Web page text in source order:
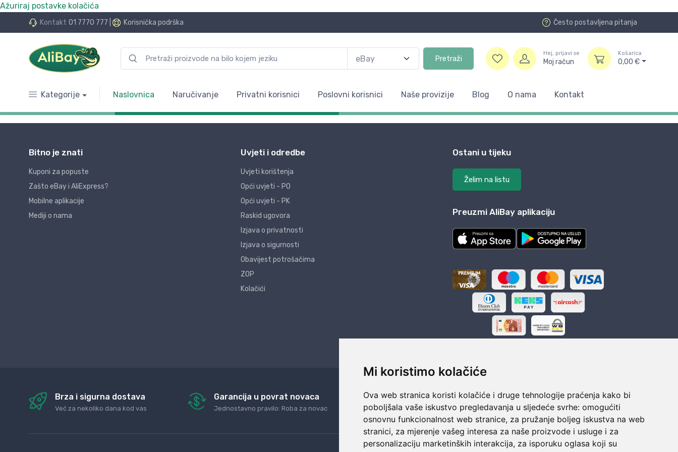
Mi koristimo kolačiće
Ova web stranica koristi kolačiće i druge tehnologije praćenja kako bi
poboljšala vaše iskustvo pregledavanja u sljedeće svrhe: omogućiti
osnovnu funkcionalnost web stranice, za pružanje boljeg iskustva na web
stranici, za mjerenje vašeg interesa za naše proizvode i usluge i za
personalizaciju marketinških interakcija, za isporuku oglasa koji su
Ažuriraj postavke kolačića
Kontakt 01 7770 777 Korisnička podrška Često postavljena pitanja
Pretraži
Hej, prijavi se
Moj račun
Košarica
0,00 €
Kategorije Naslovnica Naručivanje Privatni korisnici Poslovni korisnici Naše provizije Blog O nama Kontakt
Bitno je znati
Kuponi za popuste
Zašto eBay i AliExpress?
Mobilne aplikacije
Mediji o nama
Uvjeti i odredbe
Uvjeti korištenja
Opći uvjeti - PO
Opći uvjeti - PK
Raskid ugovora
Izjava o privatnosti
Izjava o sigurnosti
Obavijest potrošačima
ZOP
Kolačići
Ostani u tijeku
Želim na listu
Preuzmi AliBay aplikaciju
Brza i sigurna dostava
Već za nekoliko dana kod vas
Garancija u povrat novaca
Jednostavno pravilo: Roba za novac
24/7 odlična podrška
Naši agenti uvijek na raspolaganju
Sigurno obročno plaćanje
Do 24 rata bez kamata